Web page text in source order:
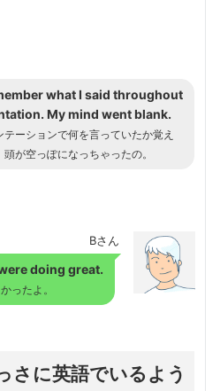
what I said throughout
My mind went blank.
テーションで何を言っていたか覚え
が空っぽになっちゃったの。
Bさん
doing great.
ったよ。
さに英語でいるよう